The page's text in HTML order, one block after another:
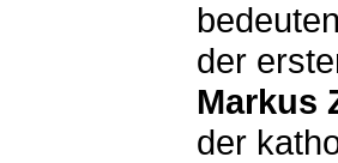
der
Markus
der